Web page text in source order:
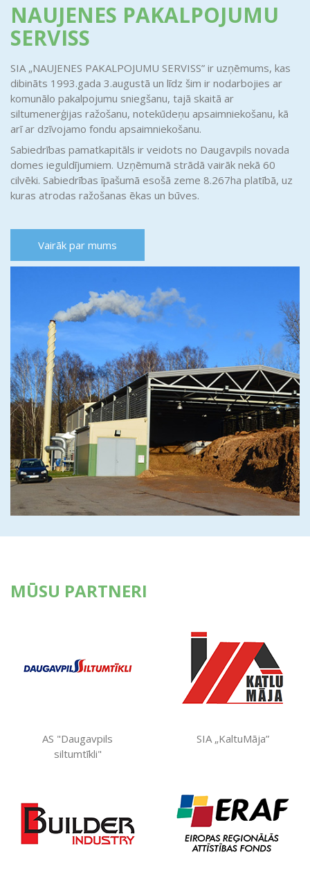
NAUJENES PAKALPOJUMU
SERVISS
SIA „NAUJENES PAKALPOJUMU SERVISS” ir uzņēmums, kas
dibināts 1993.gada 3.augustā un līdz šim ir nodarbojies ar
komunālo pakalpojumu sniegšanu, tajā skaitā ar
siltumenerģijas ražošanu, notekūdeņu apsaimniekošanu, kā
arī ar dzīvojamo fondu apsaimniekošanu.
Sabiedrības pamatkapitāls ir veidots no Daugavpils novada
domes ieguldījumiem. Uzņēmumā strādā vairāk nekā 60
cilvēki. Sabiedrības īpašumā esošā zeme 8.267ha platībā, uz
kuras atrodas ražošanas ēkas un būves.
Vairāk par mums
MŪSU PARTNERI
AS "Daugavpils
siltumtīkli"
SIA „KaltuMāja”